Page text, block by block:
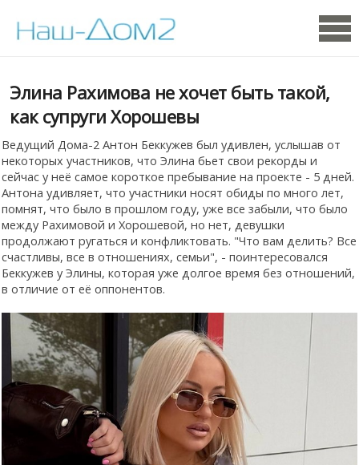
Элина Рахимова не хочет быть такой,
как супруги Хорошевы
Ведущий Дома-2 Антон Беккужев был удивлен, услышав от
некоторых участников, что Элина бьет свои рекорды и
сейчас у неё самое короткое пребывание на проекте - 5 дней.
Антона удивляет, что участники носят обиды по много лет,
помнят, что было в прошлом году, уже все забыли, что было
между Рахимовой и Хорошевой, но нет, девушки
продолжают ругаться и конфликтовать. "Что вам делить? Все
счастливы, все в отношениях, семьи", - поинтересовался
Беккужев у Элины, которая уже долгое время без отношений,
в отличие от её оппонентов.